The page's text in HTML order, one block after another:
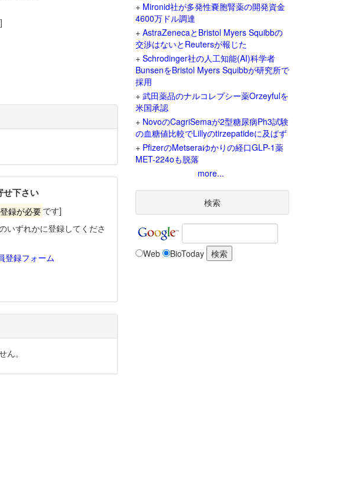
せ下さい
録が必要 です]
いずれかに登録してくださ
登録フォーム
ん。
+ Mironid社が多発性嚢胞腎薬の開発資金
4600万ドル調達
+ AstraZenecaとBristol Myers Squibbの
交渉はないとReutersが報じた
+ Schrodinger社の人工知能(AI)科学者
BunsenをBristol Myers Squibbが研究所で
採用
+ 武田薬品のナルコレプシー薬Orzeyfulを
米国承認
+ NovoのCagriSemaが2型糖尿病Ph3試験
の血糖値比較でLillyのtirzepatideに及ばず
+ PfizerのMetseraゆかりの経口GLP-1薬
MET-224oも脱落
more...
検索
Web BioToday